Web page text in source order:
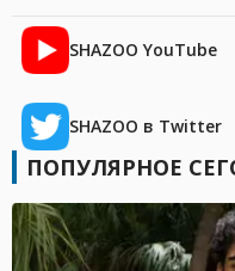
SHAZOO YouTube
SHAZOO в Twitter
ПОПУЛЯРНОЕ